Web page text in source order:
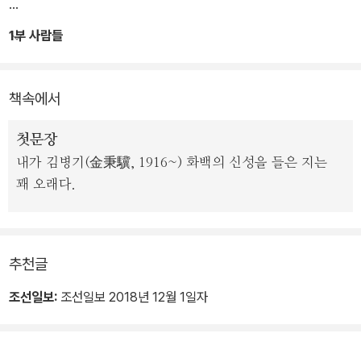
는 재치가 가득하다. 멋이란 술이 아닌 사람에게서 찾아야 한다. 김동
길 교수나 예술가 한용진 등과 서로 아끼며 함께하는 이야기에서, 저
1부 사람들
책속에서
첫문장
내가 김병기(金秉驥, 1916~) 화백의 신성을 들은 지는
꽤 오래다.
추천글
조선일보: 조선일보 2018년 12월 1일자